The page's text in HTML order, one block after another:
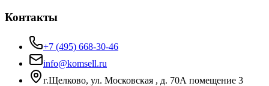
Контакты
+7 (495) 668-30-46
info@komsell.ru
г.Щелково, ул. Московская , д. 70А помещение 3